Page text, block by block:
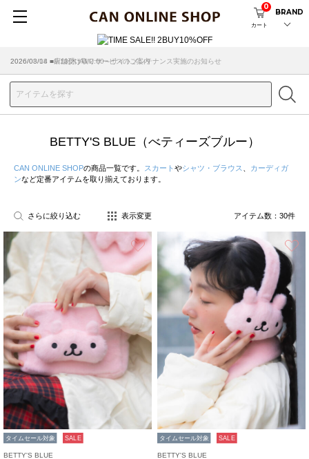
カート
0
BRAND
2026/08/04 ■8/13(木)AM2:00～サイトメンテナンス実施のお知らせ
BETTY'S BLUE（べティーズブルー）
CAN ONLINE SHOPの商品一覧です。 スカート やシャツ・ブラウス
カーディガ
ンなど定番アイテムを取り揃えております。
さらに絞り込む 表示変更 アイテム数： 30件
お気に入り
タイムセール対象 SALE
BETTY'S BLUE
タイムセール対象 SALE
BETTY'S BLUE